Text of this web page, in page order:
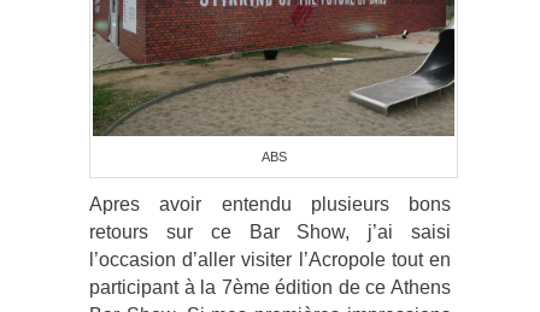
ABS
Apres avoir entendu plusieurs bons
retours sur ce Bar Show, j’ai saisi
l’occasion d’aller visiter l’Acropole tout en
participant à la 7èmeédition de ce Athens